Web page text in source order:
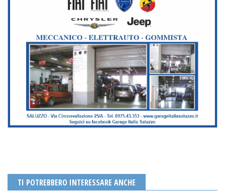
TI POTREBBERO INTERESSARE ANCHE